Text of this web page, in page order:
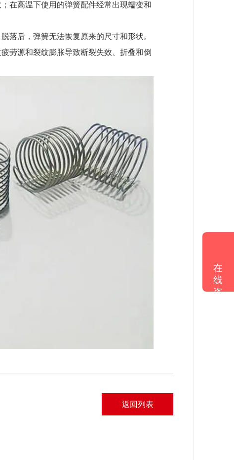
在高温下使用的弹簧配件经常出现蠕变和
落后，弹簧无法恢复原来的尺寸和形状。
劳源和裂纹膨胀导致断裂失效、折叠和倒
返回列表
在
线
咨